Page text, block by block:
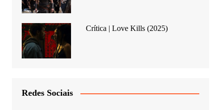
Crítica | Love Kills (2025)
Redes Sociais